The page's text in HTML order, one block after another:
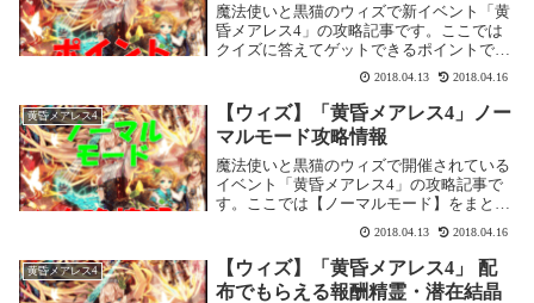
魔法使いと黒猫のウィズで新イベント「黄
昏メアレス4」の攻略記事です。ここでは
クイズに答えてゲットできるポイントでも
らえる報酬をまとめました。クイズでもら
えるポイントとはクイズに解答するとポイ
ントが加算されます。また以下のボーナス
ポイントが用...
2018.04.13 2018.04.16
黄昏メアレス4
【ウィズ】「黄昏メアレス4」ノー
マルモード攻略情報
魔法使いと黒猫のウィズで開催されている
イベント「黄昏メアレス4」の攻略記事で
す。ここでは【ノーマルモード】をまとめ
て攻略します。ノーマルモードはサブクエ
ストに「○属性のデッキでクリア」がある
ので、指定された属性のデッキで行きま
す。攻撃と回復...
2018.04.13 2018.04.16
黄昏メアレス4
【ウィズ】「黄昏メアレス4」 配
布でもらえる報酬精霊・潜在結晶